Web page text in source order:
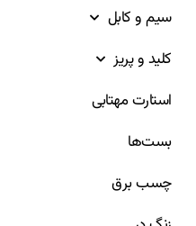
سیم و کابل
کلید و پریز
استارت مهتابی
بست‌ها
چسب برق